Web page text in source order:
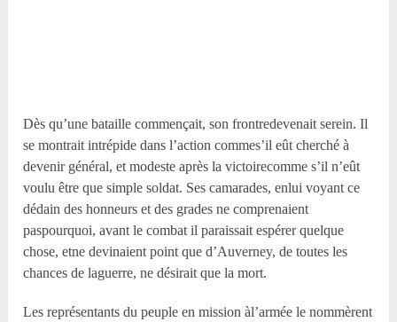
Dès qu’une bataille commençait, son frontredevenait serein. Il
se montrait intrépide dans l’action commes’il eût cherché à
devenir général, et modeste après la victoirecomme s’il n’eût
voulu être que simple soldat. Ses camarades, enlui voyant ce
dédain des honneurs et des grades ne comprenaient
paspourquoi, avant le combat il paraissait espérer quelque
chose, etne devinaient point que d’Auverney, de toutes les
chances de laguerre, ne désirait que la mort.
Les représentants du peuple en mission àl’armée le nommèrent